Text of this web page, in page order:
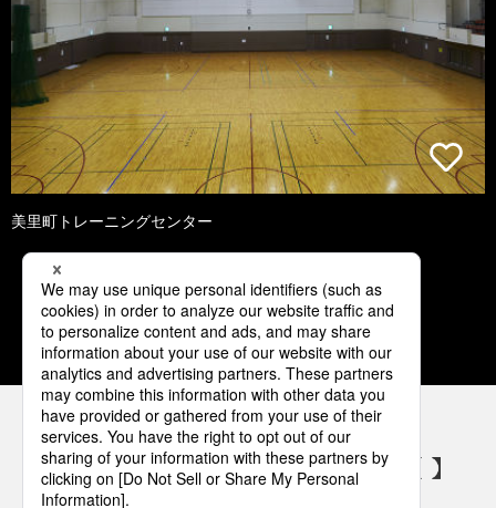
美里町トレーニングセンター
1 2 3 4 5
パナソニックの電気設備 SNSアカウント